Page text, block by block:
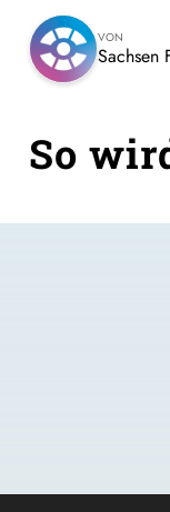
VON
Sachsen
So